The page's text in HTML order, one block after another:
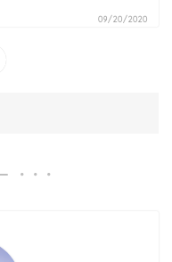
09/20/2020